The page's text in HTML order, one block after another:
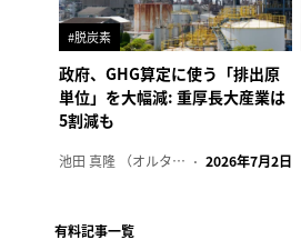
#脱炭素
政府、GHG算定に使う「排出原
単位」を大幅減: 重厚長大産業は
5割減も
池田 真隆 （オルタナ輪番編集長） 2026年7月2日
有料記事一覧